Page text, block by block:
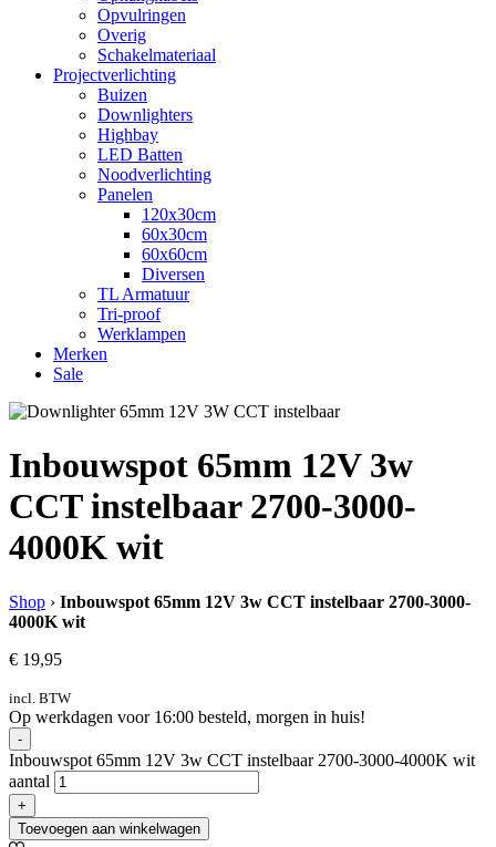
Opvulringen
Overig
Schakelmateriaal
Projectverlichting
Buizen
Downlighters
Highbay
LED Batten
Noodverlichting
Panelen
120x30cm
60x30cm
60x60cm
Diversen
TL Armatuur
Tri-proof
Werklampen
Merken
Sale
Inbouwspot 65mm 12V 3w
CCT instelbaar 2700-3000-
4000K wit
Shop › Inbouwspot 65mm 12V 3w CCT instelbaar 2700-3000-
4000K wit
€ 19,95
incl. BTW
Op werkdagen voor 16:00 besteld, morgen in huis!
-
Inbouwspot 65mm 12V 3w CCT instelbaar 2700-3000-4000K wit
aantal
+
Toevoegen aan winkelwagen